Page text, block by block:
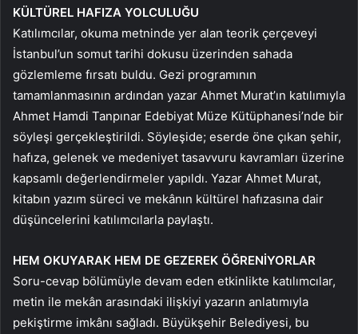
KÜLTÜREL HAFIZA YOLCULUĞU
Katılımcılar, okuma metninde yer alan teorik çerçeveyi
İstanbul’un somut tarihi dokusu üzerinden sahada
gözlemleme fırsatı buldu. Gezi programının
tamamlanmasının ardından yazar Ahmet Murat’ın katılımıyla
Ahmet Hamdi Tanpınar Edebiyat Müze Kütüphanesi’nde bir
söyleşi gerçekleştirildi. Söyleşide; eserde öne çıkan şehir,
hafıza, gelenek ve medeniyet tasavvuru kavramları üzerine
kapsamlı değerlendirmeler yapıldı. Yazar Ahmet Murat,
kitabın yazım süreci ve mekânın kültürel hafızasına dair
düşüncelerini katılımcılarla paylaştı.
HEM OKUYARAK HEM DE GEZEREK ÖĞRENİYORLAR
Soru-cevap bölümüyle devam eden etkinlikte katılımcılar,
metin ile mekân arasındaki ilişkiyi yazarın anlatımıyla
pekiştirme imkânı sağladı. Büyükşehir Belediyesi, bu